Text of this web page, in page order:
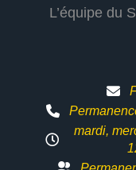
L’équipe du
mardi,